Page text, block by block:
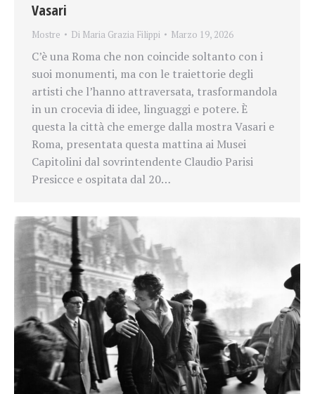
Vasari
Mostre Di Maria Grazia Filippi Marzo 19, 2026
C’è una Roma che non coincide soltanto con i
suoi monumenti, ma con le traiettorie degli
artisti che l’hanno attraversata, trasformandola
in un crocevia di idee, linguaggi e potere. È
questa la città che emerge dalla mostra Vasari e
Roma, presentata questa mattina ai Musei
Capitolini dal sovrintendente Claudio Parisi
Presicce e ospitata dal 20…